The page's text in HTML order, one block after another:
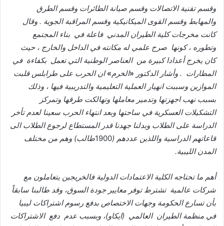
وقسم تقنية الاتصالات وقسم صيانة الطائرات وقسم الطرق
والمهابط وقسم القوى الميكانيكية وقسم المراقبة الجوية . وقال
كانت مخرجات كلية الطيران المدني فاعلة في بناء المجتمع
وتطوره ، كونها صرح علمي له مكانته في الداخل والخارج ، حيث
كان يخرج أعدادا كبيرة من العناصر الوطنية التي تعمل بكفاءة في
المطارات . وأشار الدكتور «الخرم» ان الحرب على طرابلس قلبت
الموازين وسببت انهيار العملية التعليمية والتدريبية فيها ، وذلك
بسبب نهب اجهزتها وتدمير معاملها وتهالكت طرقها وتمركز
التشكيلات العسكرية في ساحتها وبعد انتهاء الحرب سعينا لعدم تأخر
الدراسة على الطلاب وبدلنا جهدنا قدر المستطاع لرجوع الطلاب الى
قاعاتهم الدراسية واللذين عددهم (
1900طالب) وهم من مختلف
المدن الليبية.
أهم ما تحتاجه الكلية الاعتمادات الدولية فالخريجين يتعاملون مع
شركات عالمية تشترط توفر معايير جودة السوق، وقد طالبنا سابقاً
بأن تسارع الحكومة وجهات الاختصاص بدفع رسوم اشتراكات ليبيا
في منظمة الطيران العالمي (ايكاو)، وبسبب عدم دفع الاشتراكات